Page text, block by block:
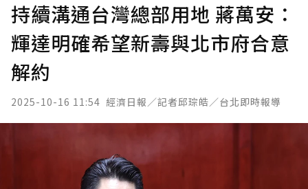
持續溝通台灣總部用地 蔣萬安：
輝達明確希望新壽與北市府合意
解約
2025-10-16 11:54 經濟日報／記者邱琮皓／台北即時報導